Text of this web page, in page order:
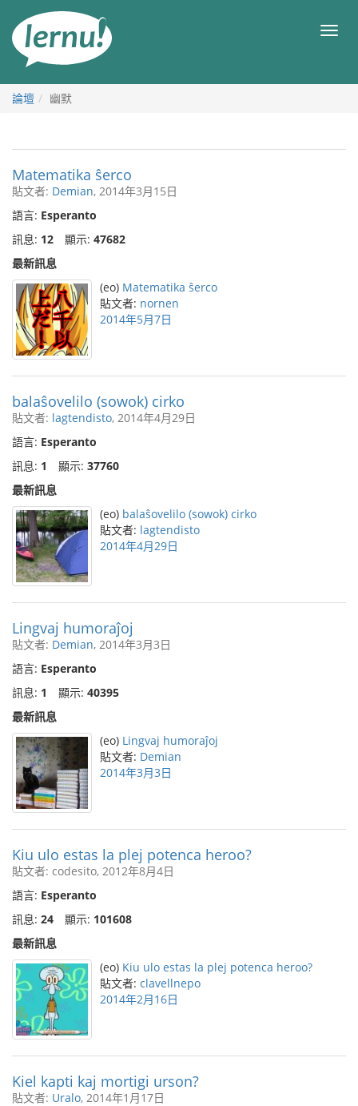
目
論壇 幽默
Matematika ŝerco
貼文者: Demian, 2014年3月15日
語言: Esperanto
訊息: 12 顯示: 47682
最新訊息
(eo) Matematika ŝerco
貼文者: nornen
2014年5月7日
balaŝovelilo (sowok) cirko
貼文者: lagtendisto, 2014年4月29日
語言: Esperanto
訊息: 1 顯示: 37760
最新訊息
(eo) balaŝovelilo (sowok) cirko
貼文者: lagtendisto
2014年4月29日
Lingvaj humoraĵoj
貼文者: Demian, 2014年3月3日
語言: Esperanto
訊息: 1 顯示: 40395
最新訊息
(eo) Lingvaj humoraĵoj
貼文者: Demian
2014年3月3日
Kiu ulo estas la plej potenca heroo?
貼文者: codesito, 2012年8月4日
語言: Esperanto
訊息: 24 顯示: 101608
最新訊息
(eo) Kiu ulo estas la plej potenca heroo?
貼文者: clavellnepo
2014年2月16日
Kiel kapti kaj mortigi urson?
貼文者: Uralo, 2014年1月17日